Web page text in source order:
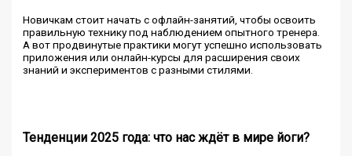
Новичкам стоит начать с офлайн-занятий, чтобы освоить
правильную технику под наблюдением опытного тренера.
А вот продвинутые практики могут успешно использовать
приложения или онлайн-курсы для расширения своих
знаний и экспериментов с разными стилями.
Тенденции 2025 года: что нас ждёт в мире йоги?